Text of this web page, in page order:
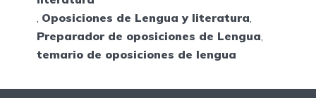
Oposiciones de Lengua y literatura
Preparador de oposiciones de Lengua
temario de oposiciones de lengua